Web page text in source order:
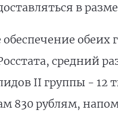
в
обеих
средний
II группы -
830 рублям,